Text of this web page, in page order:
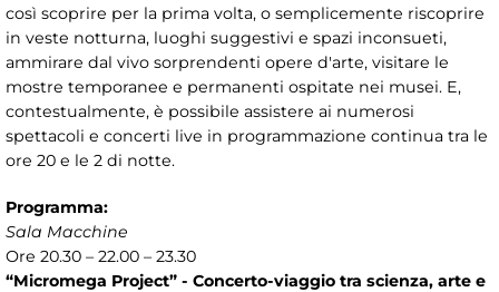
così scoprire per la prima volta, o semplicemente riscoprire
in veste notturna, luoghi suggestivi e spazi inconsueti,
ammirare dal vivo sorprendenti opere d'arte, visitare le
mostre temporanee e permanenti ospitate nei musei. E,
contestualmente, è possibile assistere ai numerosi
spettacoli e concerti live in programmazione continua tra le
ore 20 e le 2 di notte.
Programma:
Sala Macchine
Ore 20.30 – 22.00 – 23.30
“Micromega Project” - Concerto-viaggio tra scienza, arte e